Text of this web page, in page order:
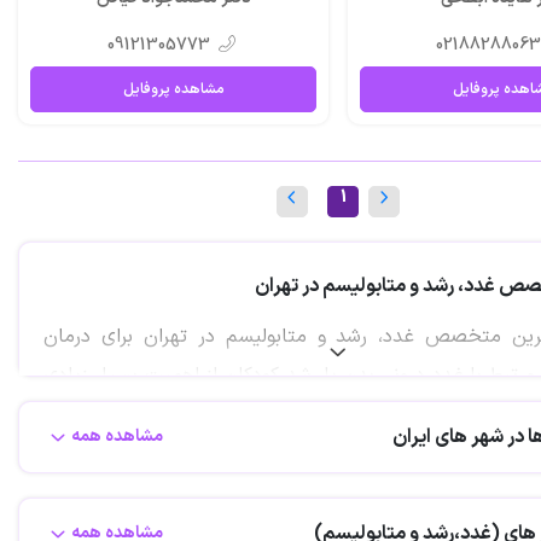
02188288063
پروفایل
09121305773
مشاهده پروفایل
1
غدد، رشد و متابولیسم در تهران
متخصص غدد، رشد و متابولیسم در تهران برای درمان
با غدد درونی بدن یا رشد کودکان از اهمیت بسیار زیادی
معیارهای مختلفی را در رابطه با پزشک مورد بررسی قرار می
بهترین انتخاب را داشته باشند. دکتر غدد که گاها با نام
نیز در بین عموم مردم شناخته می شود، سعی می کند تا
در شهر های ایران مشاهده همه
های (غدد،رشد و متابولیسم) مشاهده همه